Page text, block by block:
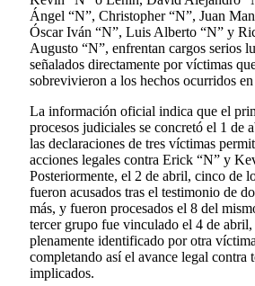
Ángel “N”, Christopher “N”, Juan
Óscar Iván “N”, Luis Alberto “N” y
Augusto “N”, enfrentan cargos serios
señalados directamente por víctimas
sobrevivieron a los hechos ocurridos
La información oficial indica que el
procesos judiciales se concretó el 1 de
las declaraciones de tres víctimas
acciones legales contra Erick “N” y
Posteriormente, el 2 de abril, cinco de
fueron acusados tras el testimonio de
más, y fueron procesados el 8 del
tercer grupo fue vinculado el 4 de abril,
plenamente identificado por otra
completando así el avance legal contra
implicados.